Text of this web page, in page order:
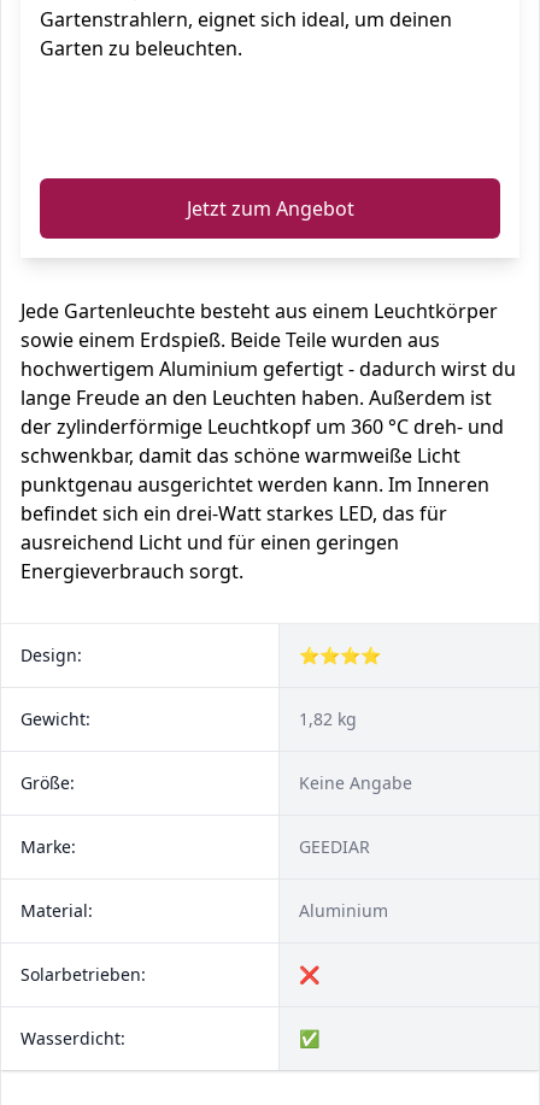
Gartenstrahlern, eignet sich ideal, um deinen
Garten zu beleuchten.
Jetzt zum Angebot
Jede Gartenleuchte besteht aus einem Leuchtkörper
sowie einem Erdspieß. Beide Teile wurden aus
hochwertigem Aluminium gefertigt - dadurch wirst du
lange Freude an den Leuchten haben. Außerdem ist
der zylinderförmige Leuchtkopf um 360 °C dreh- und
schwenkbar, damit das schöne warmweiße Licht
punktgenau ausgerichtet werden kann. Im Inneren
befindet sich ein drei-Watt starkes LED, das für
ausreichend Licht und für einen geringen
Energieverbrauch sorgt.
Design: ⭐⭐⭐⭐
Gewicht: 1,82 kg
Größe: Keine Angabe
Marke: GEEDIAR
Material: Aluminium
Solarbetrieben: ❌
Wasserdicht: ✅